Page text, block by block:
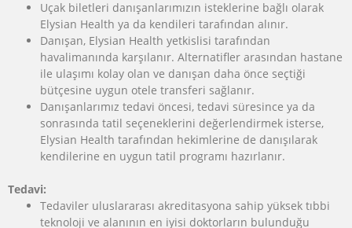
Uçak biletleri danışanlarımızın isteklerine bağlı olarak
Elysian Health ya da kendileri tarafından alınır.
Danışan, Elysian Health yetkislisi tarafından
havalimanında karşılanır. Alternatifler arasından hastane
ile ulaşımı kolay olan ve danışan daha önce seçtiği
bütçesine uygun otele transferi sağlanır.
Danışanlarımız tedavi öncesi, tedavi süresince ya da
sonrasında tatil seçeneklerini değerlendirmek isterse,
Elysian Health tarafından hekimlerine de danışılarak
kendilerine en uygun tatil programı hazırlanır.
Tedavi:
Tedaviler uluslararası akreditasyona sahip yüksek tıbbi
teknoloji ve alanının en iyisi doktorların bulunduğu